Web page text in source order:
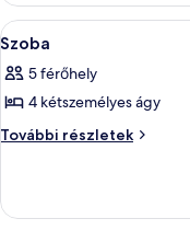
A
következő
szoba
összes
képének
2
Szoba
5 férőhely
4 kétszemélyes ágy
További részletek
Szoba